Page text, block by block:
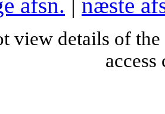
afsn. næste
view details of